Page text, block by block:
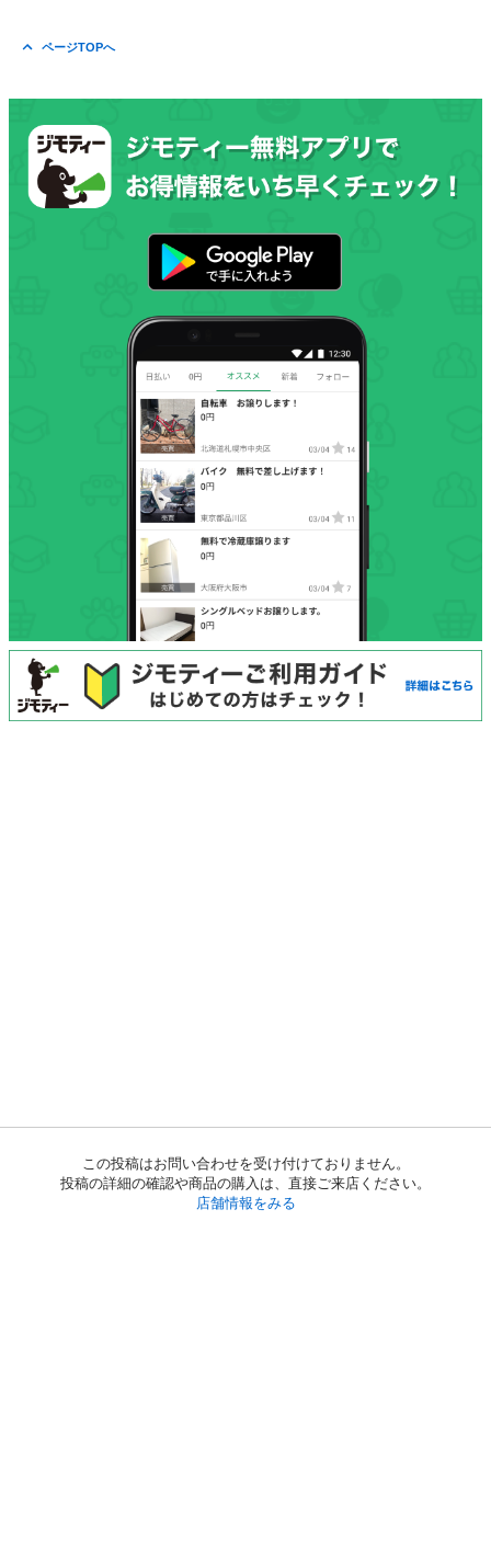
この投稿はお問い合わせを受け付けておりません。
投稿の詳細の確認や商品の購入は、直接ご来店ください。
店舗情報をみる
ページTOPへ